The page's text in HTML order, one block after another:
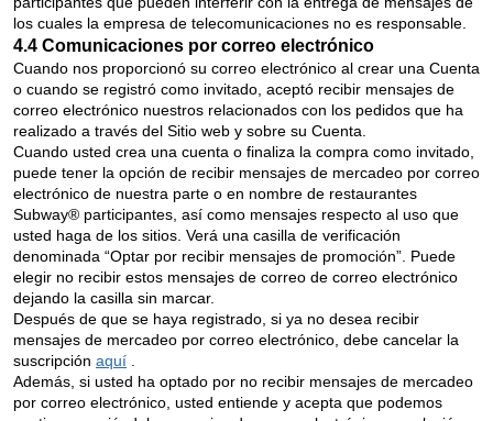
los cuales la empresa de telecomunicaciones no es responsable.
4.4 Comunicaciones por correo electrónico
Cuando nos proporcionó su correo electrónico al crear una Cuenta
o cuando se registró como invitado, aceptó recibir mensajes de
correo electrónico nuestros relacionados con los pedidos que ha
realizado a través del Sitio web y sobre su Cuenta.
Cuando usted crea una cuenta o finaliza la compra como invitado,
puede tener la opción de recibir mensajes de mercadeo por correo
electrónico de nuestra parte o en nombre de restaurantes
Subway® participantes, así como mensajes respecto al uso que
usted haga de los sitios. Verá una casilla de verificación
denominada “Optar por recibir mensajes de promoción”. Puede
elegir no recibir estos mensajes de correo de correo electrónico
dejando la casilla sin marcar.
Después de que se haya registrado, si ya no desea recibir
mensajes de mercadeo por correo electrónico, debe cancelar la
suscripción aquí
Además, si usted ha optado por no recibir mensajes de mercadeo
por correo electrónico, usted entiende y acepta que podemos